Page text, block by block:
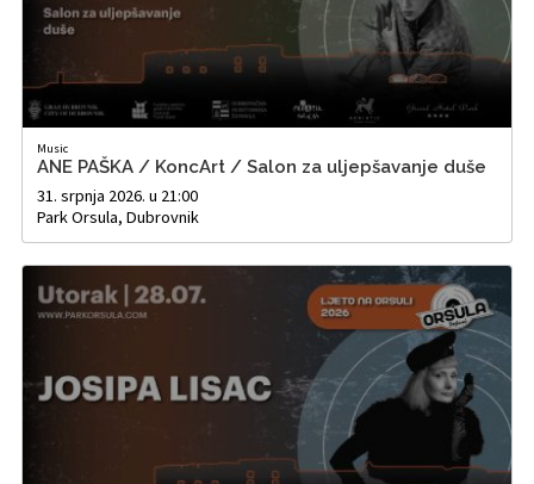
Music
ANE PAŠKA / KoncArt / Salon za uljepšavanje duše
31. srpnja 2026. u 21:00
Park Orsula, Dubrovnik